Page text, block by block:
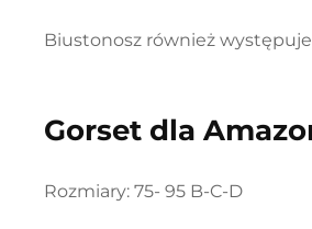
Biustonosz również
Gorset dla
Rozmiary: 75- 95 B-C-D